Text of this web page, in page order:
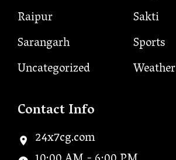
Raipur
Sakti
Sarangarh
Sports
Uncategorized
Weather
Contact Info
24x7cg.com